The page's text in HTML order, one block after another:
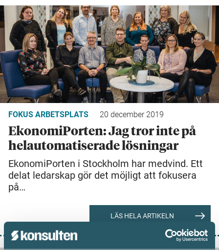
FOKUS ARBETSPLATS 20 december 2019
EkonomiPorten: Jag tror inte på
helautomatiserade lösningar
EkonomiPorten i Stockholm har medvind. Ett
delat ledarskap gör det möjligt att fokusera
på…
LÄS HELA ARTIKELN